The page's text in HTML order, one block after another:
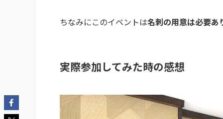
ちなみにこのイベントは名刺の用意は必要あ
実際参加してみた時の感想